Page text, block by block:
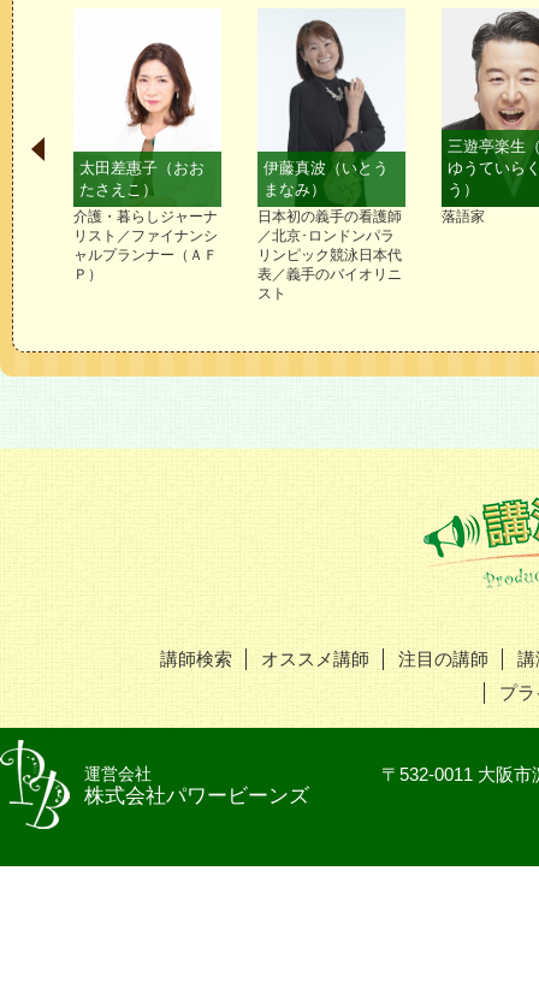
太田差惠子（おお
たさえこ）
護・暮らしジャーナ
スト／ファイナンシ
ルプランナー（ＡＦ
）
伊藤真波（いとう
日本初の義手の看護師
／北京･ロンドンパラ
リンピック競泳日本代
表／義手のバイオリニ
三遊亭楽生（さん
ゆうていらくしょ
落語家
講師検索 オススメ講師 注目の講師
講
プ
運営会社
株式会社パワービーンズ
〒532-0011 大阪